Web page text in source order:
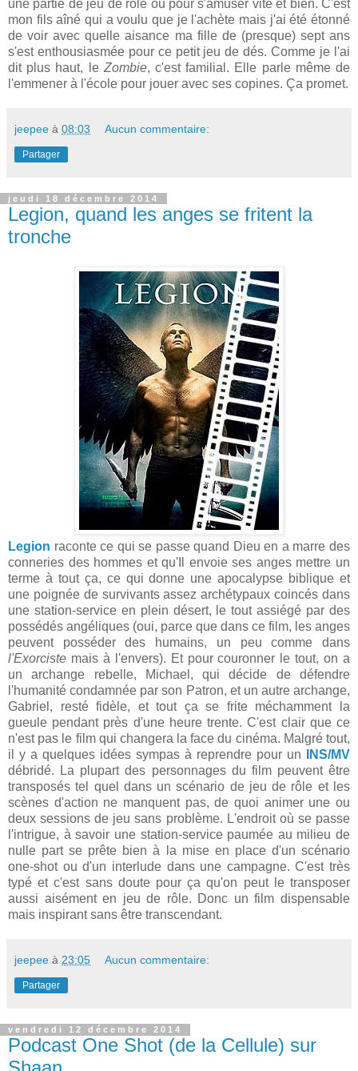
une partie de jeu de rôle ou pour s'amuser vite et bien. C'est
mon fils aîné qui a voulu que je l'achète mais j'ai été étonné
de voir avec quelle aisance ma fille de (presque) sept ans
s'est enthousiasmée pour ce petit jeu de dés. Comme je l'ai
dit plus haut, le Zombie, c'est familial. Elle parle même de
l'emmener à l'école pour jouer avec ses copines. Ça promet.
jeepee à 08:03 Aucun commentaire:
Partager
jeudi 18 décembre 2014
Legion, quand les anges se fritent la
tronche
Legion raconte ce qui se passe quand Dieu en a marre des
conneries des hommes et qu'Il envoie ses anges mettre un
terme à tout ça, ce qui donne une apocalypse biblique et
une poignée de survivants assez archétypaux coincés dans
une station-service en plein désert, le tout assiégé par des
possédés angéliques (oui, parce que dans ce film, les anges
peuvent posséder des humains, un peu comme dans
l'Exorciste mais à l'envers). Et pour couronner le tout, on a
un archange rebelle, Michael, qui décide de défendre
l'humanité condamnée par son Patron, et un autre archange,
Gabriel, resté fidèle, et tout ça se frite méchamment la
gueule pendant près d'une heure trente. C'est clair que ce
n'est pas le film qui changera la face du cinéma. Malgré tout,
il y a quelques idées sympas à reprendre pour un
INS/MV
débridé. La plupart des personnages du film peuvent être
transposés tel quel dans un scénario de jeu de rôle et les
scènes d'action ne manquent pas, de quoi animer une ou
deux sessions de jeu sans problème. L'endroit où se passe
l'intrigue, à savoir une station-service paumée au milieu de
nulle part se prête bien à la mise en place d'un scénario
one-shot ou d'un interlude dans une campagne. C'est très
typé et c'est sans doute pour ça qu'on peut le transposer
aussi aisément en jeu de rôle. Donc un film dispensable
mais inspirant sans être transcendant.
jeepee à 23:05 Aucun commentaire:
Partager
vendredi 12 décembre 2014
Podcast One Shot (de la Cellule) sur